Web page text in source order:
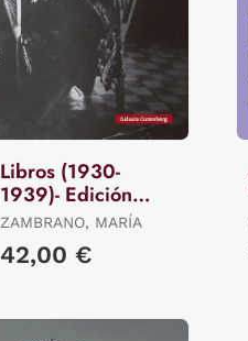
Libros (1930-
1939)- Edición
Revisada
ZAMBRANO, MARÍA
42,00 €